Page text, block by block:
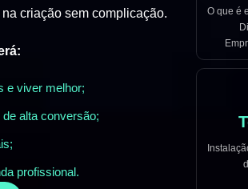
criação sem complicação.
e viver melhor;
alta conversão;
profissional.
O que é